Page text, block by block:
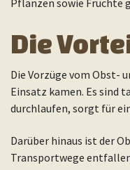
Pflanzen sowie Früchte
Die
Die Vorzüge vom Obst-
Einsatz kamen. Es sind
durchlaufen, sorgt für
Darüber hinaus ist der
Transportwege